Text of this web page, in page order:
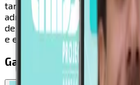
também desenvolvido um
administradores gerir
de acesso à aplicação,
e eficiente da estrutura de
Galeria do Projeto